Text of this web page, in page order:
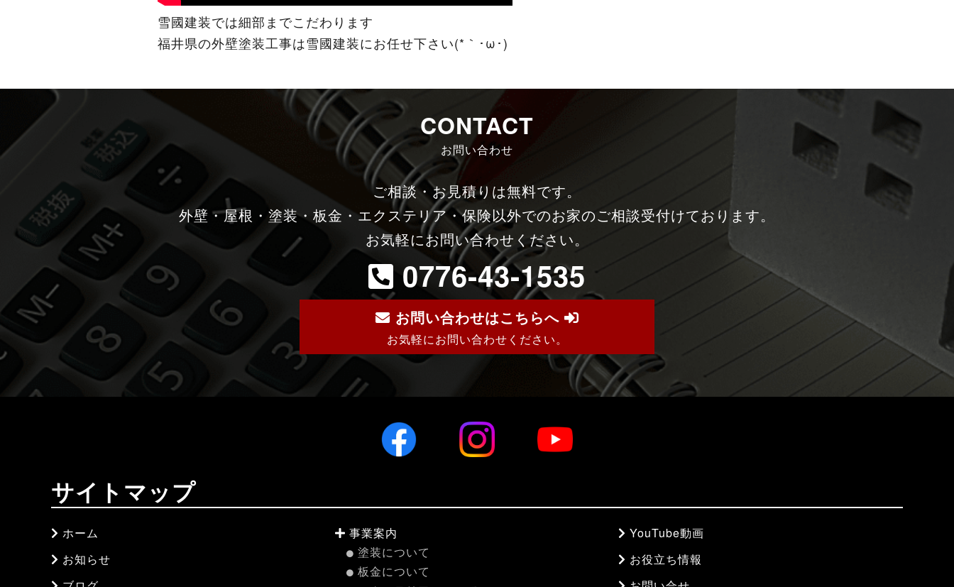
雪國建装では細部までこだわります
福井県の外壁塗装工事は雪國建装にお任せ下さい(*｀･ω･)ゞ
CONTACT
お問い合わせ
ご相談・お見積りは無料です。
外壁・屋根・塗装・板金・エクステリア・保険以外でのお家のご相談受付けております。
お気軽にお問い合わせください。
0776-43-1535
お問い合わせはこちらへ
お気軽にお問い合わせください。
サイトマップ
ホーム
お知らせ
事業案内
塗装について
板金について
YouTube動画
お役立ち情報